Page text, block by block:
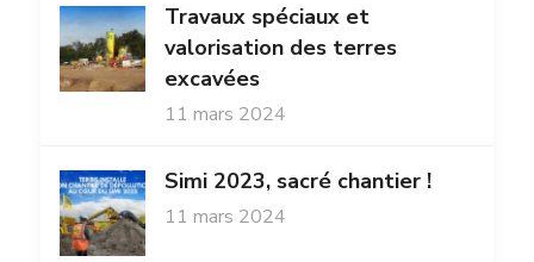
Travaux spéciaux et
valorisation des terres
excavées
11 mars 2024
Simi 2023, sacré chantier !
11 mars 2024